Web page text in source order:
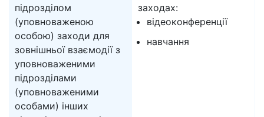
підрозділом
(уповноваженою
особою) заходи для
зовнішньої взаємодії з
уповноваженими
підрозділами
(уповноваженими
особами) інших
заходах:
відеоконференції
навчання